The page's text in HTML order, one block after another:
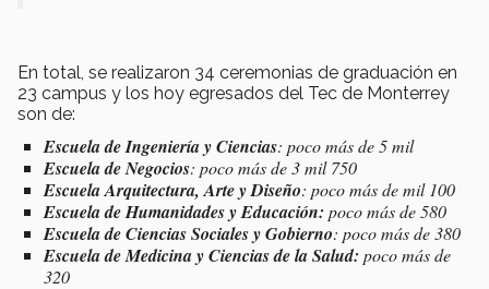
En total, se realizaron 34 ceremonias de graduación en
23 campus y los hoy egresados del Tec de Monterrey
son de:
Escuela de Ingeniería y Ciencias: poco más de 5 mil
Escuela de Negocios: poco más de 3 mil 750
Escuela Arquitectura, Arte y Diseño: poco más de mil 100
Escuela de Humanidades y Educación: poco más de 580
Escuela de Ciencias Sociales y Gobierno: poco más de 380
Escuela de Medicina y Ciencias de la Salud: poco más de
320